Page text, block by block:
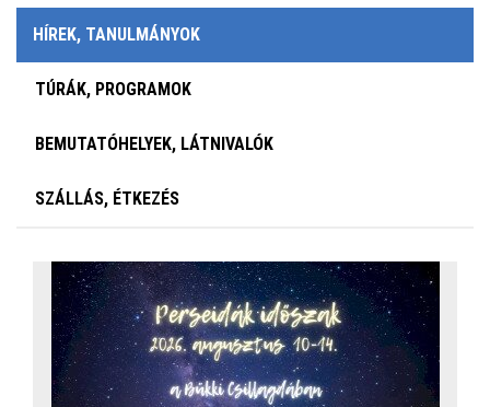
HÍREK, TANULMÁNYOK
TÚRÁK, PROGRAMOK
BEMUTATÓHELYEK, LÁTNIVALÓK
SZÁLLÁS, ÉTKEZÉS